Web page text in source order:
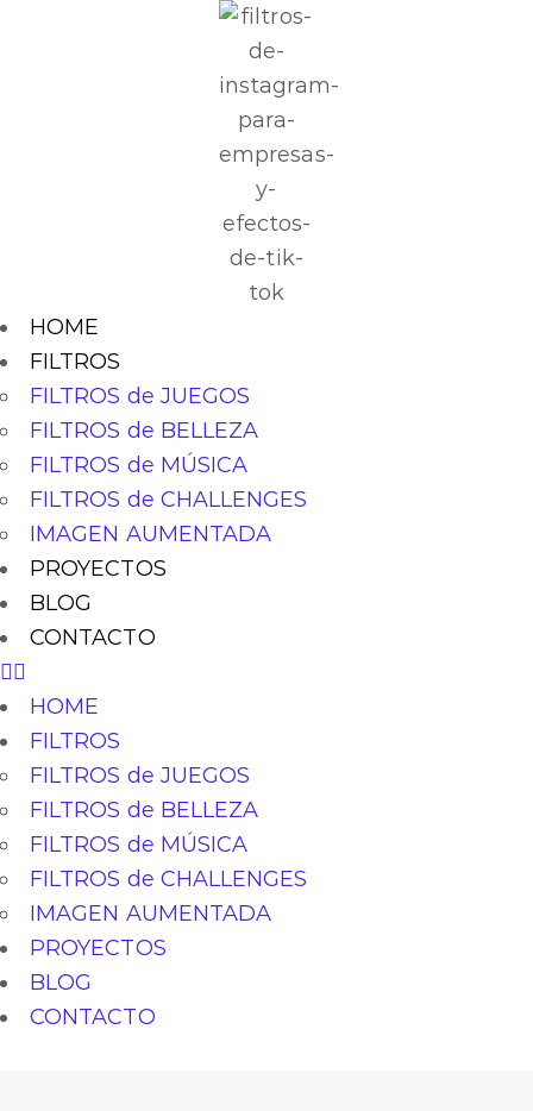
HOME
FILTROS
FILTROS de JUEGOS
FILTROS de BELLEZA
FILTROS de MÚSICA
FILTROS de CHALLENGES
IMAGEN AUMENTADA
PROYECTOS
BLOG
CONTACTO
HOME
FILTROS
FILTROS de JUEGOS
FILTROS de BELLEZA
FILTROS de MÚSICA
FILTROS de CHALLENGES
IMAGEN AUMENTADA
PROYECTOS
BLOG
CONTACTO